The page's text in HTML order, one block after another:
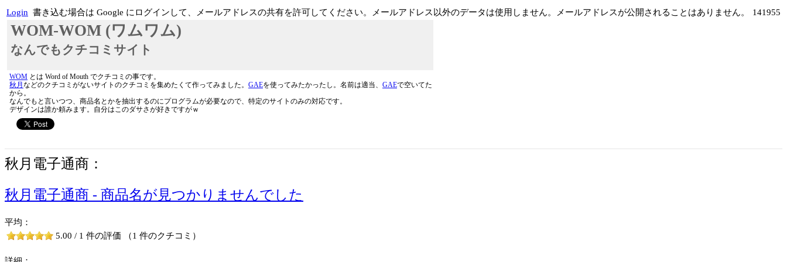
Login 書き込む場合は Google にログインして、メールアドレスの共有を許可してください。メールアドレス以外のデータは使用しません。メールアドレスが公開されることはありません。 141955
WOM-WOM (ワムワム)
なんでもクチコミサイト
WOM とは Word of Mouth でクチコミの事です。
秋月 などのクチコミがないサイトのクチコミを集めたくて作ってみました。 GAEを使ってみたかったし。名前は適当、 GAEで空いてた
から。
なんでもと言いつつ、商品名とかを抽出するのにプログラムが必要なので、特定のサイトのみの対応です。
デザインは誰か頼みます。自分はこのダサさが好きですがｗ
秋月電子通商：
秋月電子通商 - 商品名が見つかりませんでした
平均：
5.00 / 1 件の評価 （1 件のクチコミ）